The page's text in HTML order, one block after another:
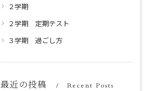
２学期
２学期 定期テスト
３学期 過ごし方
最近の投稿 Recent Posts